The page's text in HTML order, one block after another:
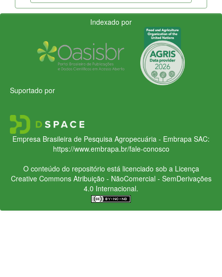
Indexado por
Suportado por
Empresa Brasileira de Pesquisa Agropecuária - Embrapa SAC:
https://www.embrapa.br/fale-conosco
O conteúdo do repositório está licenciado sob a Licença
Creative CommonsAtribuição - NãoComercial - SemDerivações
4.0 Internacional.